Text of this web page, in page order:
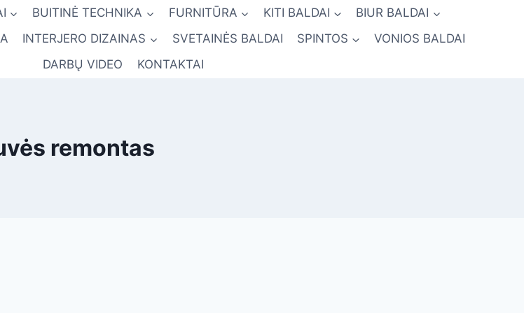
BUITINĖ TECHNIKA FURNITŪRA KITI BALDAI
BIUR BALDAI
INTERJERO DIZAINAS SVETAINĖS BALDAI SPINTOS
VONIOS BALDAI
DARBŲ VIDEO
KONTAKTAI
remontas